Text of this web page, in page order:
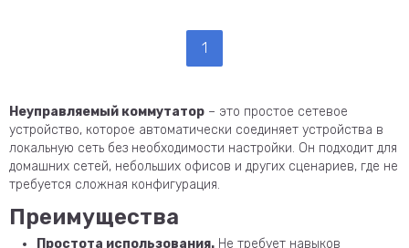
1
Неуправляемый коммутатор – это простое сетевое
устройство, которое автоматически соединяет устройства в
локальную сеть без необходимости настройки. Он подходит для
домашних сетей, небольших офисов и других сценариев, где не
требуется сложная конфигурация.
Преимущества
Простота использования. Не требует навыков